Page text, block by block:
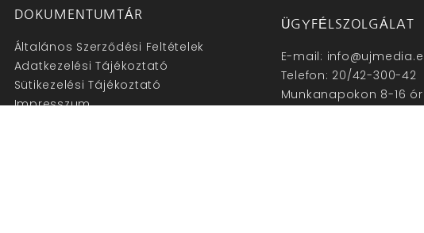
DOKUMENTUMTÁR
Általános Szerződési Feltételek
Adatkezelési Tájékoztató
Sütikezelési Tájékoztató
Impresszum
ÜGYFÉLSZOLGÁLAT
E-mail:
Telefon: 20/42-300-42
Munkanapokon 8-16